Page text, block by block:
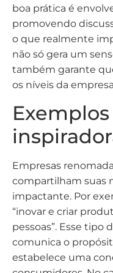
boa prática é
promovendo
o que realmente
não só gera um
também garante
os níveis da
Empresas
compartilham suas
impactante. Por
“inovar e criar
pessoas”. Esse tipo
comunica o
estabelece uma